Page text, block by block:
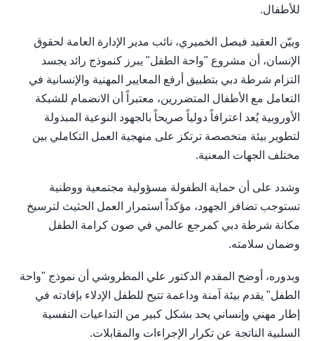
للأطفال.
وبيّن العقيد فيصل الخميري، نائب مدير الإدارة العامة لحقوق
الإنسان، أن مشروع "واحة الطفل" يبرز كنموذج رائد يجسد
التزام شرطة دبي بتطبيق أرفع المعايير المهنية والإنسانية في
التعامل مع الأطفال المتضررين، معتبراً أن الانضمام للشبكة
الأوروبية يُعد اعترافاً دولياً صريحاً بالجهود النوعية المبذولة
لتطوير بيئة متخصصة ترتكز على منهجية العمل التكاملي بين
مختلف الجهات المعنية.
وشدد على أن حماية الطفولة مسؤولية مجتمعية ووطنية
تستوجب تضافر الجهود، مؤكداً استمرار العمل الحثيث لترسيخ
مكانة شرطة دبي كمرجع عالمي في صون كرامة الطفل
وضمان سلامته.
وبدوره، أوضح المقدم الدكتور علي المطروشي أن نموذج "واحة
الطفل" يقدم بيئة آمنة وداعمة تتيح للطفل الإدلاء بإفادته في
إطار مهني وإنساني يحد بشكل كبير من التداعيات النفسية
السلبية الناتجة عن تكرار الإجراءات والمقابلات.